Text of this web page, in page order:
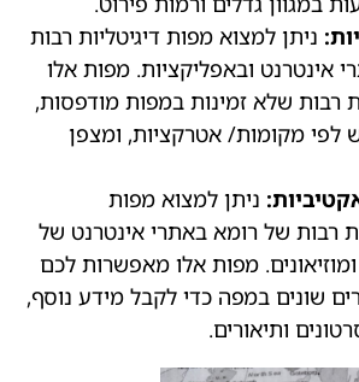
ניתן למצוא מפות דיגיטליות רבות
אינטרנט ובאפליקציות. מפות אלו
רבות שלא זמינות במפות מודפסות,
לפי מקומות/ אטרקציות, ומצפן
ניתן למצוא מפות
רבות של רומא באתרי אינטרנט של
ומוזיאונים. מפות אלו מאפשרות לכם
שונים במפה כדי לקבל מידע נוסף,
ותיאורים.